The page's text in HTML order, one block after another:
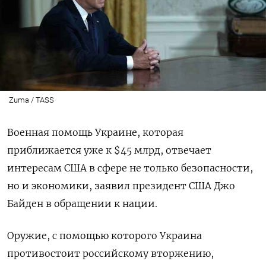
Zuma / TASS
Военная помощь Украине, которая
приближается уже к $45 млрд, отвечает
интересам США в сфере не только безопасности,
но и экономики, заявил президент США Джо
Байден в обращении к нации.
Оружие, с помощью которого Украина
противостоит российскому вторжению,